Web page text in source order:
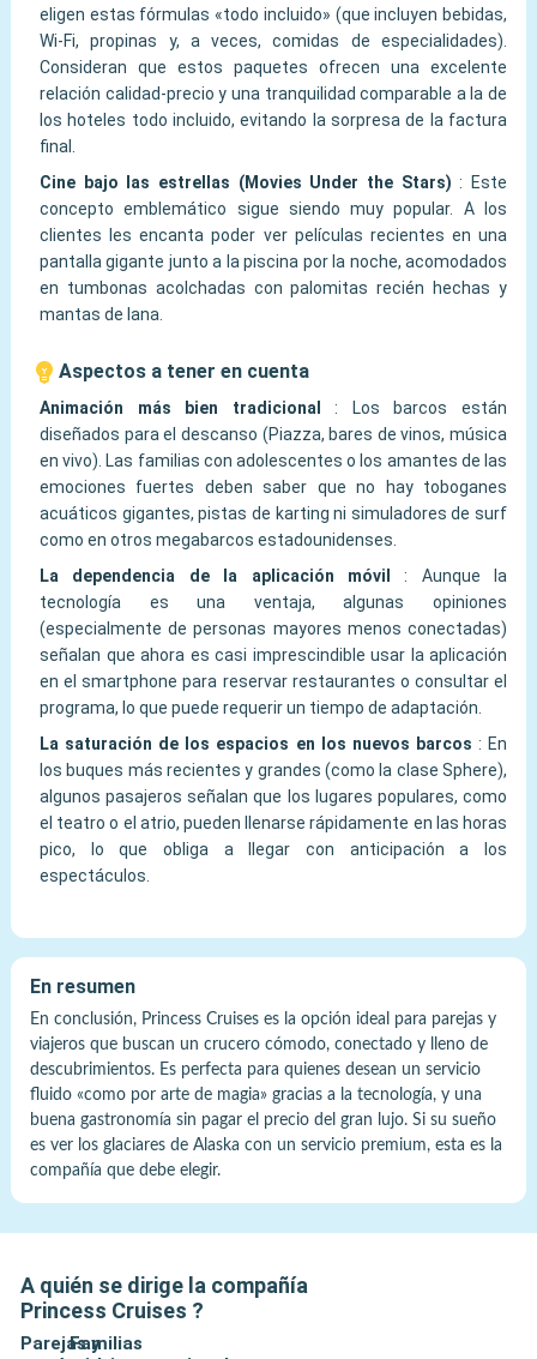
eligen estas fórmulas «todo incluido» (que incluyen bebidas,
Wi-Fi, propinas y, a veces, comidas de especialidades).
Consideran que estos paquetes ofrecen una excelente
relación calidad-precio y una tranquilidad comparable a la de
los hoteles todo incluido, evitando la sorpresa de la factura
final.
Cine bajo las estrellas (Movies Under the Stars) :
Este
concepto emblemático sigue siendo muy popular. A los
clientes les encanta poder ver películas recientes en una
pantalla gigante junto a la piscina por la noche, acomodados
en tumbonas acolchadas con palomitas recién hechas y
mantas de lana.
Aspectos a tener en cuenta
Animación más bien tradicional :
Los barcos están
diseñados para el descanso (Piazza, bares de vinos, música
en vivo). Las familias con adolescentes o los amantes de las
emociones fuertes deben saber que no hay toboganes
acuáticos gigantes, pistas de karting ni simuladores de surf
como en otros megabarcos estadounidenses.
La dependencia de la aplicación móvil
: Aunque la
tecnología es una ventaja, algunas opiniones
(especialmente de personas mayores menos conectadas)
señalan que ahora es casi imprescindible usar la aplicación
en el smartphone para reservar restaurantes o consultar el
programa, lo que puede requerir un tiempo de adaptación.
La saturación de los espacios en los nuevos barcos : En
los buques más recientes y grandes (como la clase Sphere),
algunos pasajeros señalan que los lugares populares, como
el teatro o el atrio, pueden llenarse rápidamente en las horas
pico, lo que obliga a llegar con anticipación a los
espectáculos.
En resumen
En conclusión, Princess Cruises es la opción ideal para parejas y
viajeros que buscan un crucero cómodo, conectado y lleno de
descubrimientos. Es perfecta para quienes desean un servicio
fluido «como por arte de magia» gracias a la tecnología, y una
buena gastronomía sin pagar el precio del gran lujo. Si su sueño
es ver los glaciares de Alaska con un servicio premium, esta es la
compañía que debe elegir.
A quién se dirige la compañía
Princess Cruises ?
Parejas yFamilias